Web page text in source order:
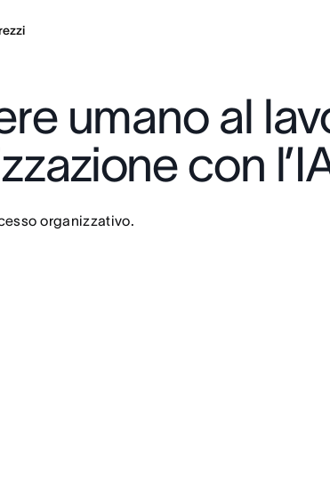
Contatta le vendite
umano al
con
organizzativo.